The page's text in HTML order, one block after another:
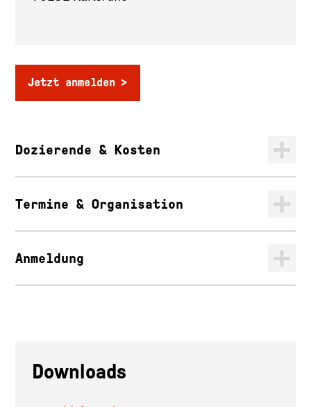
Jetzt anmelden
Dozierende & Kosten
Termine & Organisation
Anmeldung
Downloads